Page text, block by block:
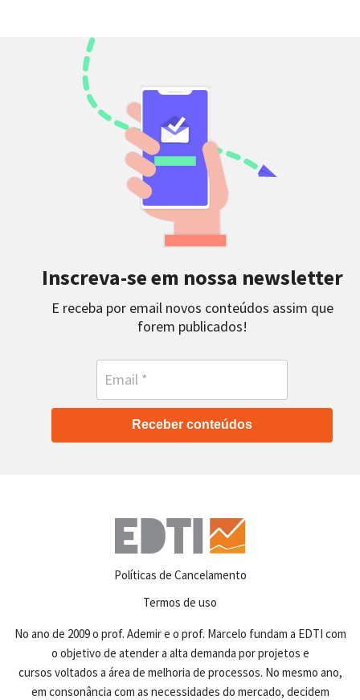
Inscreva-se em nossa newsletter
E receba por email novos conteúdos assim que
forem publicados!
Receber conteúdos
Políticas de Cancelamento
Termos de uso
No ano de 2009 o prof. Ademir e o prof. Marcelo fundam a EDTI com
o objetivo de atender a alta demanda por projetos e
cursos voltados a área de melhoria de processos. No mesmo ano,
em consonância com as necessidades do mercado, decidem